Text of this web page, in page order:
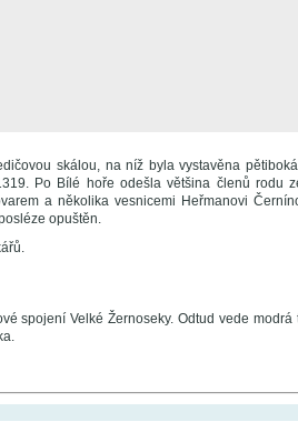
skálou, na níž byla vystavěna
Po Bílé hoře odešla většina členů rodu
a několika vesnicemi Heřmanovi
opuštěn.
spojení Velké Žernoseky. Odtud vede modrá